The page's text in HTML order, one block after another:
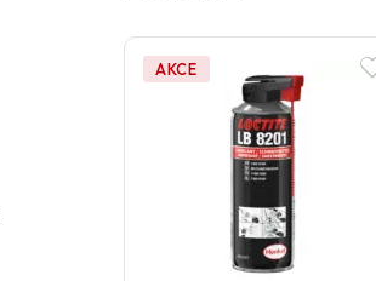
AKCE